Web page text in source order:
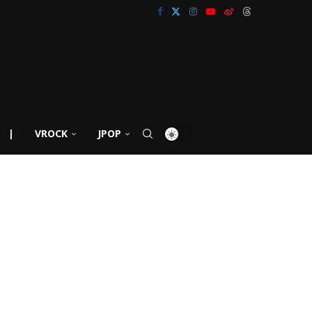
| VROCK JPOP